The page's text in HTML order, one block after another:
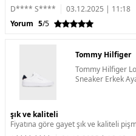
D**** S****
03.12.2025 | 11:18
Yorum 5/5
Tommy Hilfiger
Tommy Hilfiger
Sneaker Erkek
şık ve kaliteli
Fiyatına göre gayet şık ve kaliteli